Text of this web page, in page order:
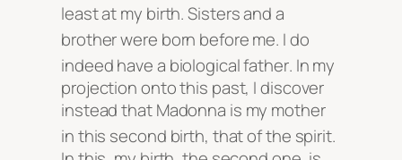
least at my birth. Sisters and a
brother were born before me. I do
indeed have a biological father. In my
projection onto this past, I discover
instead that Madonna is my mother
in this second birth, that of the spirit.